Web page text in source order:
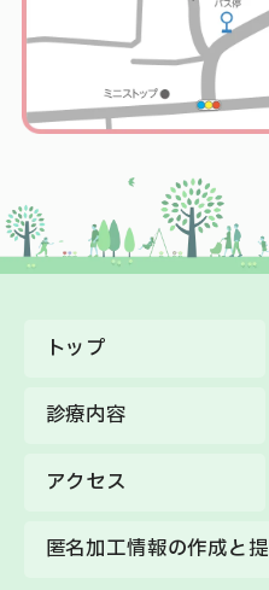
トップ
診療内容
アクセス
匿名加⼯情報の作成と